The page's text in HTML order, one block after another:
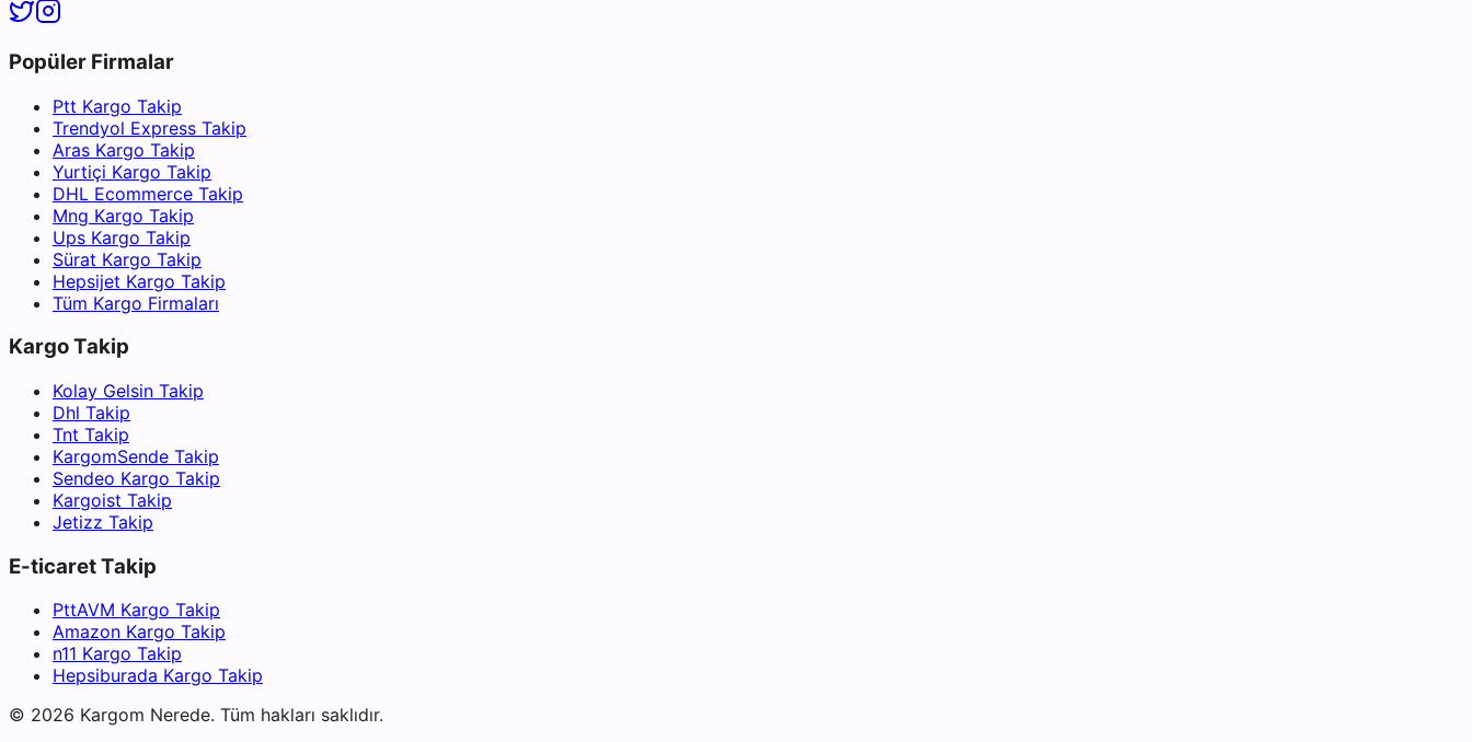
Popüler Firmalar
Ptt Kargo Takip
Trendyol Express Takip
Aras Kargo Takip
Yurtiçi Kargo Takip
DHL Ecommerce Takip
Mng Kargo Takip
Ups Kargo Takip
Sürat Kargo Takip
Hepsijet Kargo Takip
Tüm Kargo Firmaları
Kargo Takip
Kolay Gelsin Takip
Dhl Takip
Tnt Takip
KargomSende Takip
Sendeo Kargo Takip
Kargoist Takip
Jetizz Takip
E-ticaret Takip
PttAVM Kargo Takip
Amazon Kargo Takip
n11 Kargo Takip
Hepsiburada Kargo Takip
© 2026 Kargom Nerede. Tüm hakları saklıdır.